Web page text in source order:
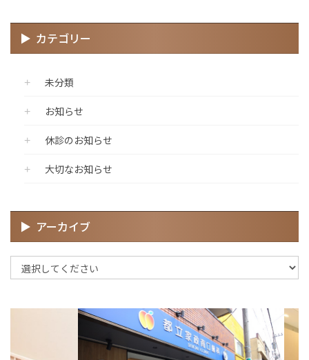
カテゴリー
未分類
お知らせ
休診のお知らせ
大切なお知らせ
アーカイブ